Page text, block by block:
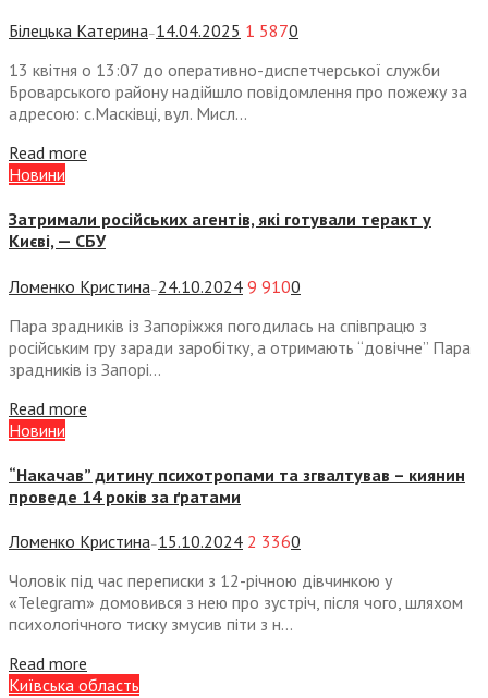
Білецька Катерина— 14.04.2025 1 5870
13 квітня о 13:07 до оперативно-диспетчерської служби
Броварського району надійшло повідомлення про пожежу за
адресою: с.Масківці, вул. Мисл...
Read more
Новини
Затримали російських агентів, які готували теракт у
Києві, — СБУ
Ломенко Кристина — 24.10.2024 9 9100
Пара зрадників із Запоріжжя погодилась на співпрацю з
російським гру заради заробітку, а отримають “довічне” Пара
зрадників із Запорі...
Read more
Новини
“Накачав” дитину психотропами та згвалтував – киянин
проведе 14 років за ґратами
Ломенко Кристина— 15.10.2024 2 3360
Чоловік під час переписки з 12-річною дівчинкою у
«Telegram» домовився з нею про зустріч, після чого, шляхом
психологічного тиску змусив піти з н...
Read more
Київська область